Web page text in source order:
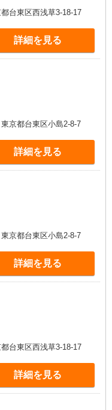
台東区西浅草3-18-17
詳細を見る
京都台東区小島2-8-7
詳細を見る
京都台東区小島2-8-7
詳細を見る
台東区西浅草3-18-17
詳細を見る